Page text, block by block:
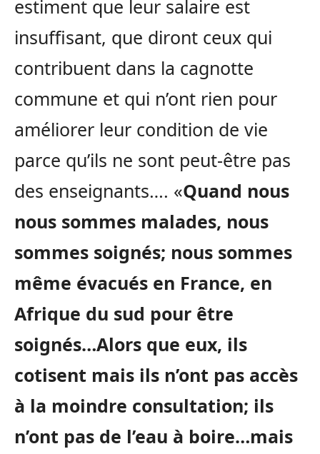
estiment que leur salaire est
insuffisant, que diront ceux qui
contribuent dans la cagnotte
commune et qui n’ont rien pour
améliorer leur condition de vie
parce qu’ils ne sont peut-être pas
des enseignants…. «Quand nous
nous sommes malades, nous
sommes soignés; nous sommes
même évacués en France, en
Afrique du sud pour être
soignés…Alors que eux, ils
cotisent mais ils n’ont pas accès
à la moindre consultation; ils
n’ont pas de l’eau à boire…mais